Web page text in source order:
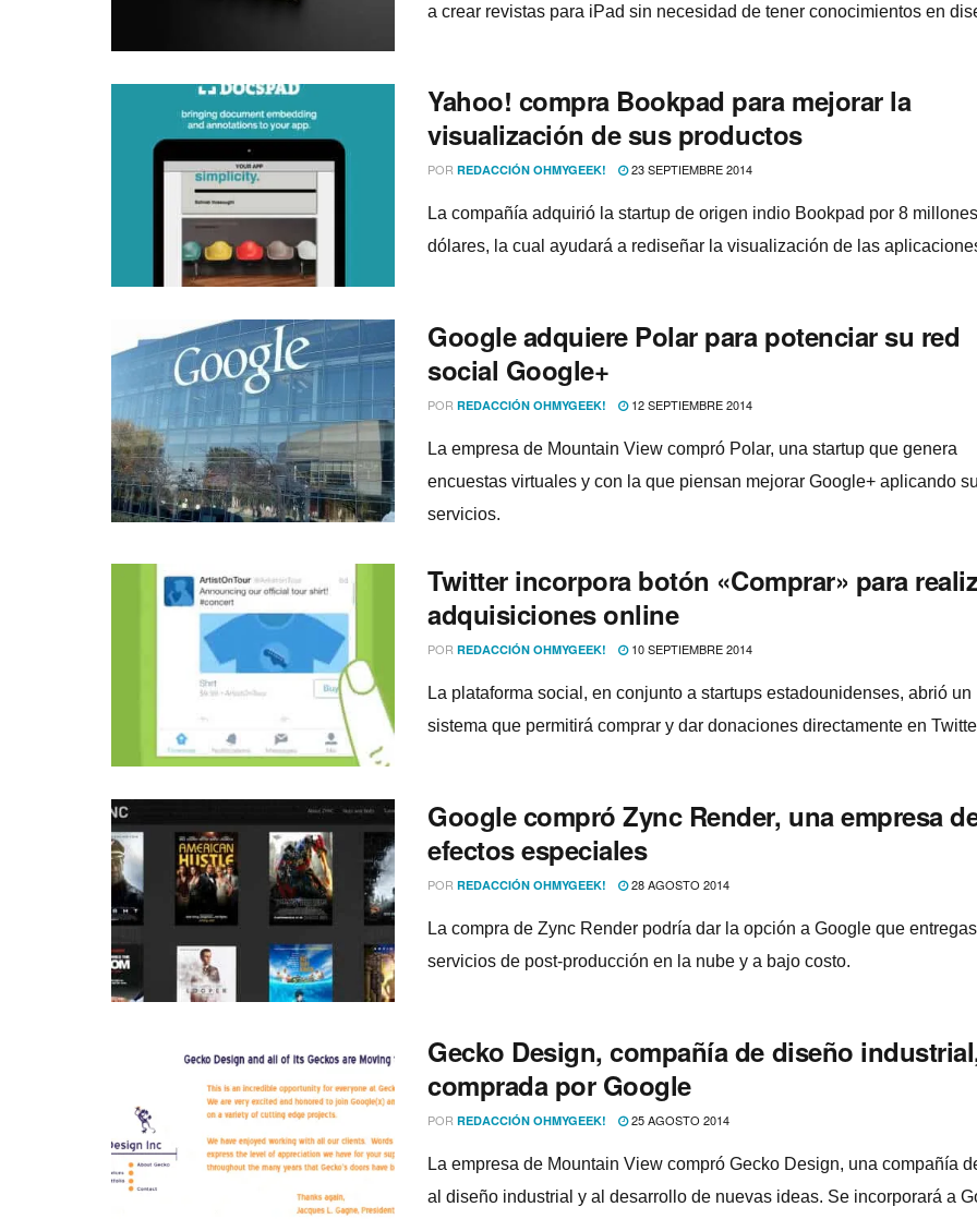
a crear revistas para iPad sin necesidad de tener conocimientos en
Yahoo! compra Bookpad para mejorar la
visualización de sus productos
POR REDACCIÓN OHMYGEEK! 23 SEPTIEMBRE 2014
La compañí­a adquirió la startup de origen indio Bookpad por 8
dólares, la cual ayudará a rediseñar la visualización de las
Google adquiere Polar para potenciar su red
social Google+
POR REDACCIÓN OHMYGEEK! 12 SEPTIEMBRE 2014
La empresa de Mountain View compró Polar, una startup que genera
encuestas virtuales y con la que piensan mejorar Google+ aplicando
servicios.
Twitter incorpora botón «Comprar» para
adquisiciones online
POR REDACCIÓN OHMYGEEK! 10 SEPTIEMBRE 2014
La plataforma social, en conjunto a startups estadounidenses, abrió un
sistema que permitirá comprar y dar donaciones directamente en
Google compró Zync Render, una empresa
efectos especiales
POR REDACCIÓN OHMYGEEK! 28 AGOSTO 2014
La compra de Zync Render podrí­a dar la opción a Google que
servicios de post-producción en la nube y a bajo costo.
Gecko Design, compañí­a de diseño
comprada por Google
POR REDACCIÓN OHMYGEEK! 25 AGOSTO 2014
La empresa de Mountain View compró Gecko Design, una compañí­a
al diseño industrial y al desarrollo de nuevas ideas. Se incorporará a